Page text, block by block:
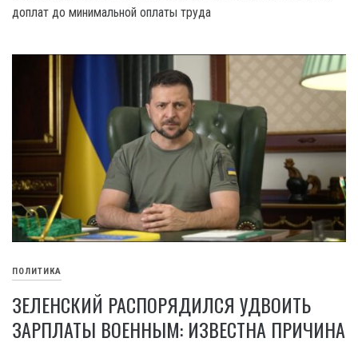
доплат до минимальной оплаты труда
ПОЛИТИКА
ЗЕЛЕНСКИЙ РАСПОРЯДИЛСЯ УДВОИТЬ
ЗАРПЛАТЫ ВОЕННЫМ: ИЗВЕСТНА ПРИЧИНА